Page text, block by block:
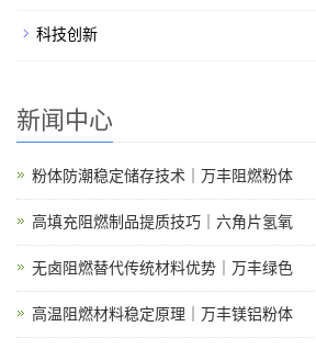
科技创新
新闻中心
粉体防潮稳定储存技术｜万丰阻燃粉体
高填充阻燃制品提质技巧｜六角片氢氧
无卤阻燃替代传统材料优势｜万丰绿色
高温阻燃材料稳定原理｜万丰镁铝粉体